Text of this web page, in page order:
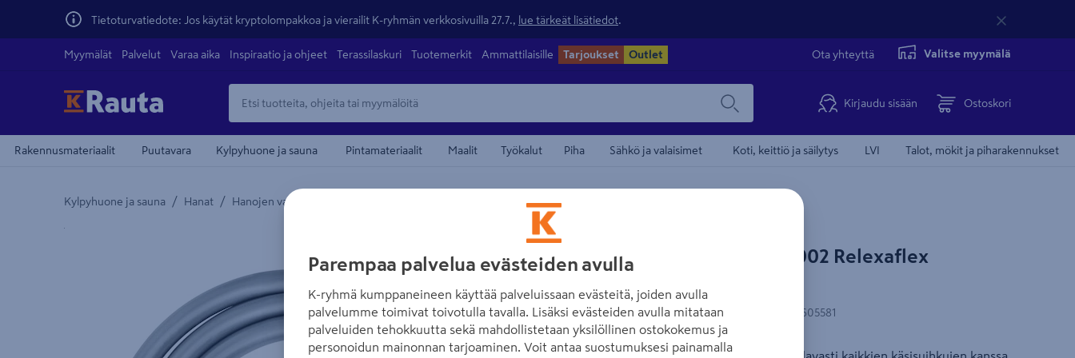
Tietoturvatiedote: Jos käytät kryptolompakkoa ja vierailit K-ryhmän verkkosivuilla 27.7., lue tärkeät lisätiedot
Myymälät Palvelut Varaa aika Inspiraatio ja ohjeet Terassilaskuri Tuotemerkit Ammattilaisille Tarjoukset Outlet Ota yhteyttä Valitse myymälä
Kirjaudu sisään Ostoskori
Rakennusmateriaalit Puutavara Kylpyhuone ja sauna Pintamateriaalit Maalit Työkalut Piha Sähkö ja valaisimet Koti, keittiö ja säilytys LVI Talot, mökit ja piharakennukset
Kylpyhuone ja sauna / Hanat / Hanojen varaosat
Yksityiskohtainen kuvaus löytyy Tuotteen kuvaus -maamerkistä
Suihkuletku GROHE 28151002 Relexaflex
Tuotenumero: 502011296 EAN-koodi 4005176605581
Parempaa palvelua evästeiden avulla
K-ryhmä kumppaneineen käyttää palveluissaan evästeitä, joiden avulla
palvelumme toimivat toivotulla tavalla. Lisäksi evästeiden avulla mitataan
palveluiden tehokkuutta sekä mahdollistetaan yksilöllinen ostokokemus ja
personoidun mainonnan tarjoaminen. Voit antaa suostumuksesi painamalla